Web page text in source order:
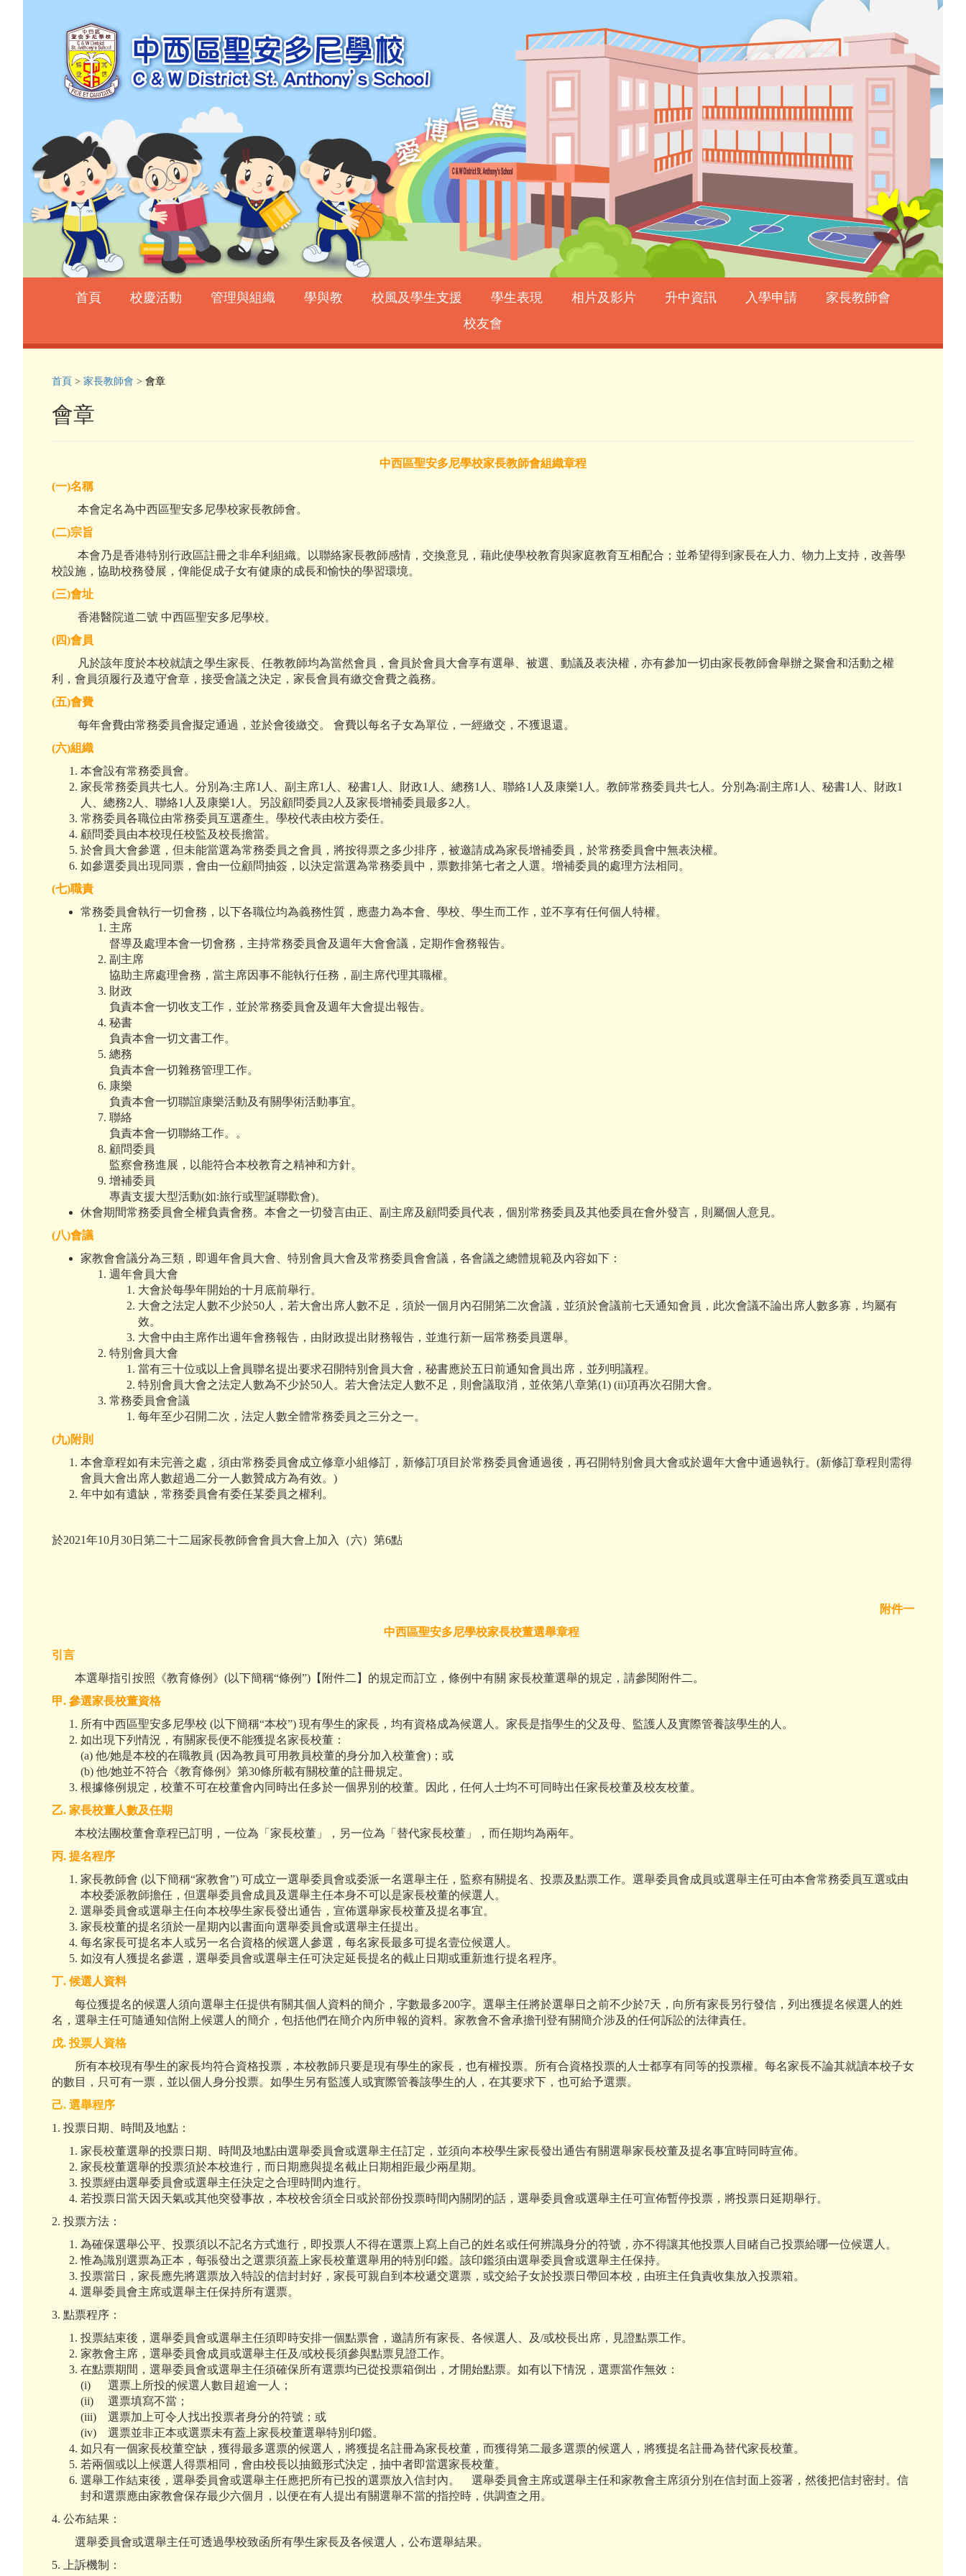
校慶活動
管理與組織
校風及學生支援
學生表現
相片及影片
升中資訊
入學申請
家長教師會首頁 校慶活動 管理與組織 學與教 校風及學生支援 學生表現 相片及影片 升中資訊 入學申請
家長教師會
校友會
首頁 > 家長教師會 > 會章
會章
中西區聖安多尼學校家長教師會組織章程
(一)名稱
本會定名為中西區聖安多尼學校家長教師會。
(二)宗旨
本會乃是香港特別行政區註冊之非牟利組織。以聯絡家長教師感情，交換意見，藉此使學校教育與家庭教育互相配合；並希望得到家長在人力、物力上支持，改善學
校設施，協助校務發展，俾能促成子女有健康的成長和愉快的學習環境。
(三)會址
香港醫院道二號 中西區聖安多尼學校。
(四)會員
凡於該年度於本校就讀之學生家長、任教教師均為當然會員，會員於會員大會享有選舉、被選、動議及表決權，亦有參加一切由家長教師會舉辦之聚會和活動之權
利，會員須履行及遵守會章，接受會議之決定，家長會員有繳交會費之義務。
(五)會費
每年會費由常務委員會擬定通過，並於會後繳交。 會費以每名子女為單位，一經繳交，不獲退還。
(六)組織
本會設有常務委員會。
家長常務委員共七人。分別為:主席1人、副主席1人、秘書1人、財政1人、總務1人、聯絡1人及康樂1人。教師常務委員共七人。分別為:副主席1人、秘書1人、財政1
人、總務2人、聯絡1人及康樂1人。另設顧問委員2人及家長增補委員最多2人。
常務委員各職位由常務委員互選產生。學校代表由校方委任。
顧問委員由本校現任校監及校長擔當。
於會員大會參選，但未能當選為常務委員之會員，將按得票之多少排序，被邀請成為家長增補委員，於常務委員會中無表決權。
如參選委員出現同票，會由一位顧問抽簽，以決定當選為常務委員中，票數排第七者之人選。增補委員的處理方法相同。
(七)職責
常務委員會執行一切會務，以下各職位均為義務性質，應盡力為本會、學校、學生而工作，並不享有任何個人特權。
主席
督導及處理本會一切會務，主持常務委員會及週年大會會議，定期作會務報告。
副主席
協助主席處理會務，當主席因事不能執行任務，副主席代理其職權。
財政
負責本會一切收支工作，並於常務委員會及週年大會提出報告。
秘書
負責本會一切文書工作。
總務
負責本會一切雜務管理工作。
康樂
負責本會一切聯誼康樂活動及有關學術活動事宜。
聯絡
負責本會一切聯絡工作。。
顧問委員
監察會務進展，以能符合本校教育之精神和方針。
增補委員
專責支援大型活動(如:旅行或聖誕聯歡會)。
休會期間常務委員會全權負責會務。本會之一切發言由正、副主席及顧問委員代表，個別常務委員及其他委員在會外發言，則屬個人意見。
(八)會議
家教會會議分為三類，即週年會員大會、特別會員大會及常務委員會會議，各會議之總體規範及內容如下：
週年會員大會
大會於每學年開始的十月底前舉行。
大會之法定人數不少於50人，若大會出席人數不足，須於一個月內召開第二次會議，並須於會議前七天通知會員，此次會議不論出席人數多寡，均屬有
效。
大會中由主席作出週年會務報告，由財政提出財務報告，並進行新一屆常務委員選舉。
特別會員大會
當有三十位或以上會員聯名提出要求召開特別會員大會，秘書應於五日前通知會員出席，並列明議程。
特別會員大會之法定人數為不少於50人。若大會法定人數不足，則會議取消，並依第八章第(1) (ii)項再次召開大會。
常務委員會會議
每年至少召開二次，法定人數全體常務委員之三分之一。
(九)附則
本會章程如有未完善之處，須由常務委員會成立修章小組修訂，新修訂項目於常務委員會通過後，再召開特別會員大會或於週年大會中通過執行。(新修訂章程則需得
會員大會出席人數超過二分一人數贊成方為有效。)
年中如有遺缺，常務委員會有委任某委員之權利。
於2021年10月30日第二十二屆家長教師會會員大會上加入（六）第6點
附件一
中西區聖安多尼學校家長校董選舉章程
引言
本選舉指引按照《教育條例》(以下簡稱“條例”)【附件二】的規定而訂立，條例中有關 家長校董選舉的規定，請參閱附件二。
甲. 參選家長校董資格
所有中西區聖安多尼學校 (以下簡稱“本校”) 現有學生的家長，均有資格成為候選人。家長是指學生的父及母、監護人及實際管養該學生的人。
如出現下列情況，有關家長便不能獲提名家長校董：
(a) 他/她是本校的在職教員 (因為教員可用教員校董的身分加入校董會)；或
(b) 他/她並不符合《教育條例》第30條所載有關校董的註冊規定。
根據條例規定，校董不可在校董會內同時出任多於一個界別的校董。因此，任何人士均不可同時出任家長校董及校友校董。
乙. 家長校董人數及任期
本校法團校董會章程已訂明，一位為「家長校董」，另一位為「替代家長校董」，而任期均為兩年。
丙. 提名程序
家長教師會 (以下簡稱“家教會”) 可成立一選舉委員會或委派一名選舉主任，監察有關提名、投票及點票工作。選舉委員會成員或選舉主任可由本會常務委員互選或由
本校委派教師擔任，但選舉委員會成員及選舉主任本身不可以是家長校董的候選人。
選舉委員會或選舉主任向本校學生家長發出通告，宣佈選舉家長校董及提名事宜。
家長校董的提名須於一星期內以書面向選舉委員會或選舉主任提出。
每名家長可提名本人或另一名合資格的候選人參選，每名家長最多可提名壹位候選人。
如沒有人獲提名參選，選舉委員會或選舉主任可決定延長提名的截止日期或重新進行提名程序。
丁. 候選人資料
每位獲提名的候選人須向選舉主任提供有關其個人資料的簡介，字數最多200字。選舉主任將於選舉日之前不少於7天，向所有家長另行發信，列出獲提名候選人的姓
名，選舉主任可隨通知信附上候選人的簡介，包括他們在簡介內所申報的資料。家教會不會承擔刊登有關簡介涉及的任何訴訟的法律責任。
戊. 投票人資格
所有本校現有學生的家長均符合資格投票，本校教師只要是現有學生的家長，也有權投票。所有合資格投票的人士都享有同等的投票權。每名家長不論其就讀本校子女
的數目，只可有一票，並以個人身分投票。如學生另有監護人或實際管養該學生的人，在其要求下，也可給予選票。
己. 選舉程序
1. 投票日期、時間及地點：
家長校董選舉的投票日期、時間及地點由選舉委員會或選舉主任訂定，並須向本校學生家長發出通告有關選舉家長校董及提名事宜時同時宣佈。
家長校董選舉的投票須於本校進行，而日期應與提名截止日期相距最少兩星期。
投票經由選舉委員會或選舉主任決定之合理時間內進行。
若投票日當天因天氣或其他突發事故，本校校舍須全日或於部份投票時間內關閉的話，選舉委員會或選舉主任可宣佈暫停投票，將投票日延期舉行。
2. 投票方法：
為確保選舉公平、投票須以不記名方式進行，即投票人不得在選票上寫上自己的姓名或任何辨識身分的符號，亦不得讓其他投票人目睹自己投票給哪一位候選人。
惟為識別選票為正本，每張發出之選票須蓋上家長校董選舉用的特別印鑑。該印鑑須由選舉委員會或選舉主任保持。
投票當日，家長應先將選票放入特設的信封封好，家長可親自到本校遞交選票，或交給子女於投票日帶回本校，由班主任負責收集放入投票箱。
選舉委員會主席或選舉主任保持所有選票。
3. 點票程序：
投票結束後，選舉委員會或選舉主任須即時安排一個點票會，邀請所有家長、各候選人、及/或校長出席，見證點票工作。
家教會主席，選舉委員會成員或選舉主任及/或校長須參與點票見證工作。
在點票期間，選舉委員會或選舉主任須確保所有選票均已從投票箱倒出，才開始點票。如有以下情況，選票當作無效：
(i) 選票上所投的候選人數目超逾一人；
(ii) 選票填寫不當；
(iii) 選票加上可令人找出投票者身分的符號；或
(iv) 選票並非正本或選票未有蓋上家長校董選舉特別印鑑。
如只有一個家長校董空缺，獲得最多選票的候選人，將獲提名註冊為家長校董，而獲得第二最多選票的候選人，將獲提名註冊為替代家長校董。
若兩個或以上候選人得票相同，會由校長以抽籤形式決定，抽中者即當選家長校董。
選舉工作結束後，選舉委員會或選舉主任應把所有已投的選票放入信封內。 選舉委員會主席或選舉主任和家教會主席須分別在信封面上簽署，然後把信封密封。信
封和選票應由家教會保存最少六個月，以便在有人提出有關選舉不當的指控時，供調查之用。
4. 公布結果：
選舉委員會或選舉主任可透過學校致函所有學生家長及各候選人，公布選舉結果。
5. 上訴機制：